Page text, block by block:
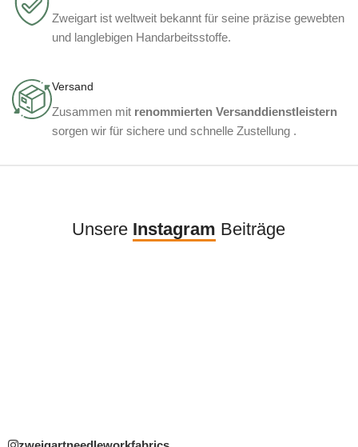
Zweigart ist weltweit bekannt für seine präzise gewebten
und langlebigen Handarbeitsstoffe.
Versand
Zusammen mit renommierten Versanddienstleistern
sorgen wir für sichere und schnelle Zustellung .
Unsere Instagram Beiträge